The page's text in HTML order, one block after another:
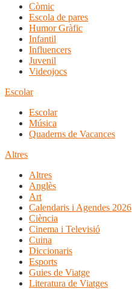
Còmic
Escola de pares
Humor Gràfic
Infantil
Influencers
Juvenil
Videojocs
Escolar
Escolar
Música
Quaderns de Vacances
Altres
Altres
Anglès
Art
Calendaris i Agendes 2026
Ciència
Cinema i Televisió
Cuina
Diccionaris
Esports
Guies de Viatge
Literatura de Viatges